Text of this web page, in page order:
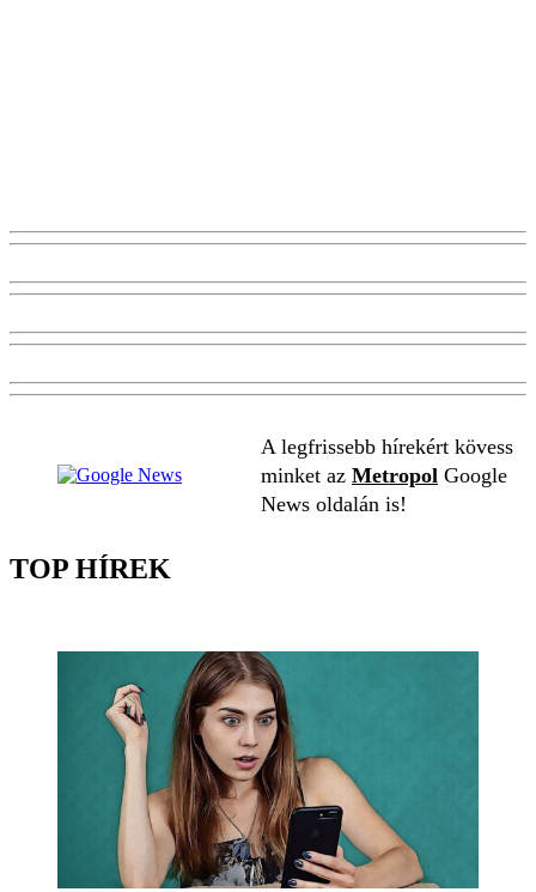
A legfrissebb hírekért kövess
minket az Metropol Google
News oldalán is!
TOP HÍREK